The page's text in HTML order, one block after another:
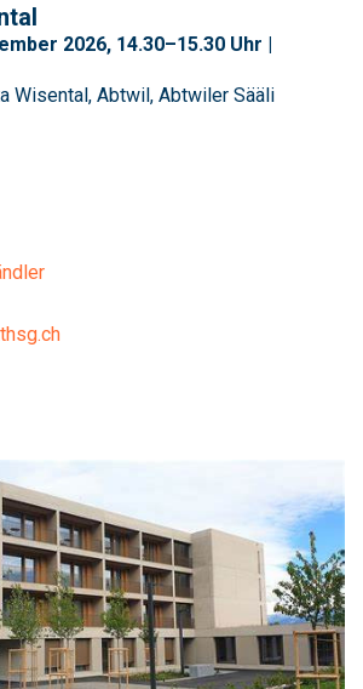
2026, 14.30–15.30 Uhr |
Wisental, Abtwil, Abtwiler Sääli